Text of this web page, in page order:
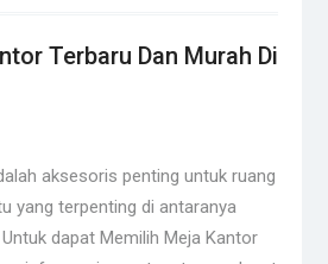
Terbaru Dan Murah Di
aksesoris penting untuk ruang
yang terpenting di antaranya
dapat Memilih Meja Kantor